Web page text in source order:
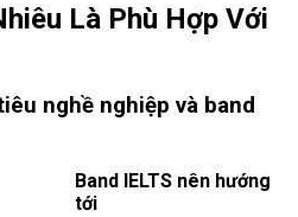
Là Phù Hợp Với
nghề nghiệp và band
Band IELTS nên hướng
tới